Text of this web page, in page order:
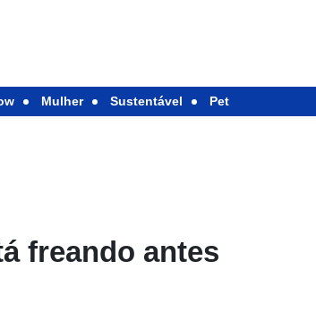
Mulher Sustentável Pet
freando antes